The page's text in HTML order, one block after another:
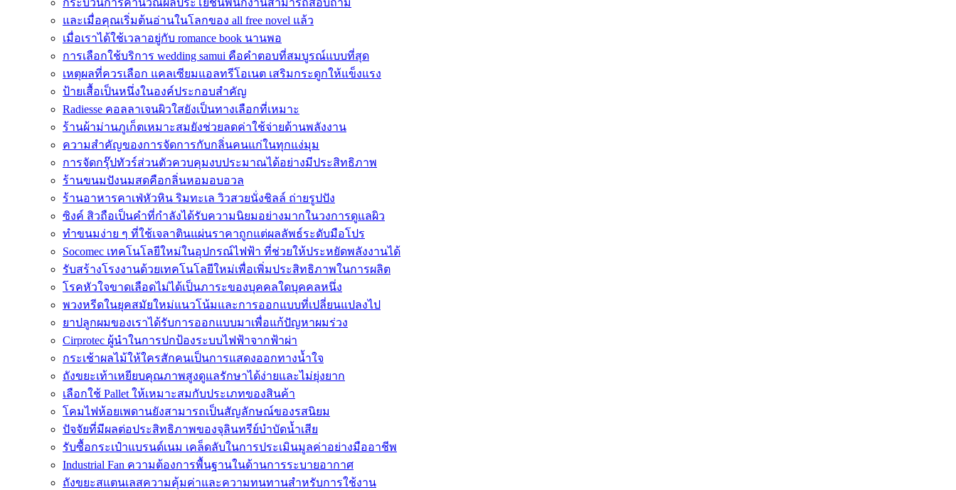
กระบวนการคำนวณผลประโยชน์พนักงานสามารถสอบถาม
และเมื่อคุณเริ่มต้นอ่านในโลกของ all free novel แล้ว
เมื่อเราได้ใช้เวลาอยู่กับ romance book นานพอ
การเลือกใช้บริการ wedding samui คือคำตอบที่สมบูรณ์แบบที่สุด
เหตุผลที่ควรเลือก แคลเซียมแอลทรีโอเนต เสริมกระดูกให้แข็งแรง
ป้ายเสื้อเป็นหนึ่งในองค์ประกอบสำคัญ
Radiesse คอลลาเจนผิวใสยังเป็นทางเลือกที่เหมาะ
ร้านผ้าม่านภูเก็ตเหมาะสมยังช่วยลดค่าใช้จ่ายด้านพลังงาน
ความสำคัญของการจัดการกับกลิ่นคนแก่ในทุกแง่มุม
การจัดกรุ๊ปทัวร์ส่วนตัวควบคุมงบประมาณได้อย่างมีประสิทธิภาพ
ร้านขนมปังนมสดคือกลิ่นหอมอบอวล
ร้านอาหารคาเฟ่หัวหิน ริมทะเล วิวสวยนั่งชิลล์ ถ่ายรูปปัง
ซิงค์ สิวถือเป็นคำที่กำลังได้รับความนิยมอย่างมากในวงการดูแลผิว
ทำขนมง่าย ๆ ที่ใช้เจลาตินแผ่นราคาถูกแต่ผลลัพธ์ระดับมือโปร
Socomec เทคโนโลยีใหม่ในอุปกรณ์ไฟฟ้า ที่ช่วยให้ประหยัดพลังงานได้
รับสร้างโรงงานด้วยเทคโนโลยีใหม่เพื่อเพิ่มประสิทธิภาพในการผลิต
โรคหัวใจขาดเลือดไม่ได้เป็นภาระของบุคคลใดบุคคลหนึ่ง
พวงหรีดในยุคสมัยใหม่แนวโน้มและการออกแบบที่เปลี่ยนแปลงไป
ยาปลูกผมของเราได้รับการออกแบบมาเพื่อแก้ปัญหาผมร่วง
Cirprotec ผู้นำในการปกป้องระบบไฟฟ้าจากฟ้าผ่า
กระเช้าผลไม้ให้ใครสักคนเป็นการแสดงออกทางน้ำใจ
ถังขยะเท้าเหยียบคุณภาพสูงดูแลรักษาได้ง่ายและไม่ยุ่งยาก
เลือกใช้ Pallet ให้เหมาะสมกับประเภทของสินค้า
โคมไฟห้อยเพดานยังสามารถเป็นสัญลักษณ์ของรสนิยม
ปัจจัยที่มีผลต่อประสิทธิภาพของจุลินทรีย์บำบัดน้ำเสีย
รับซื้อกระเป๋าแบรนด์เนม เคล็ดลับในการประเมินมูลค่าอย่างมืออาชีพ
Industrial Fan ความต้องการพื้นฐานในด้านการระบายอากาศ
ถังขยะสแตนเลสความคุ้มค่าและความทนทานสำหรับการใช้งาน